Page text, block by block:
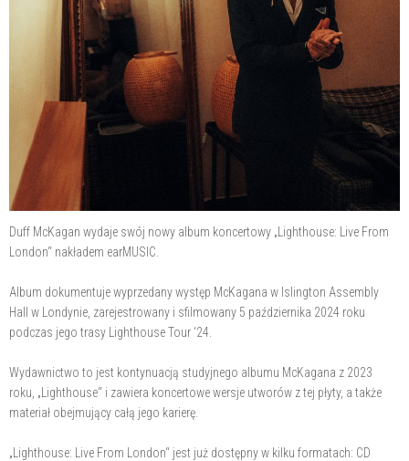
Duff McKagan wydaje swój nowy album koncertowy „Lighthouse: Live From
London“ nakładem earMUSIC.
Album dokumentuje wyprzedany występ McKagana w Islington Assembly
Hall w Londynie, zarejestrowany i sfilmowany 5 października 2024 roku
podczas jego trasy Lighthouse Tour ‘24.
Wydawnictwo to jest kontynuacją studyjnego albumu McKagana z 2023
roku, „Lighthouse“ i zawiera koncertowe wersje utworów z tej płyty, a także
materiał obejmujący całą jego karierę.
„Lighthouse: Live From London“ jest już dostępny w kilku formatach: CD